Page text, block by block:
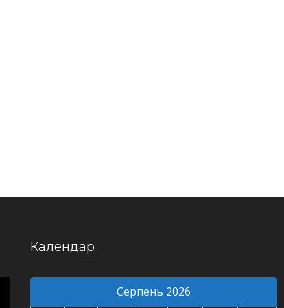
Календар
Серпень 2026